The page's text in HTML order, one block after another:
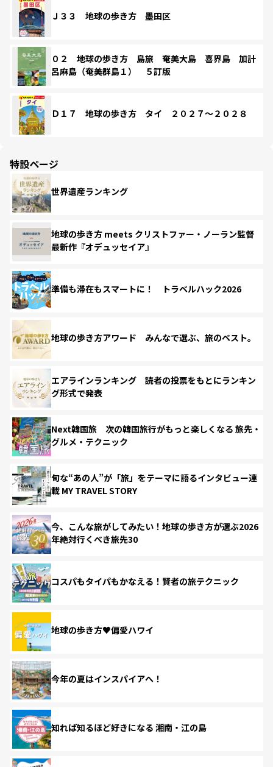
Ｊ３３ 地球の歩き方 墨田区
０２ 地球の歩き方 島旅 奄美大島 喜界島 加計
呂麻島（奄美群島１） ５訂版
Ｄ１７ 地球の歩き方 タイ ２０２７～２０２８
特設ページ
世界遺産ランキング
地球の歩き方 meets クリストファー・ノーラン監督
最新作『オデュッセイア』
準備も滞在もスマートに！ トラベルハック2026
地球の歩き方アワード みんなで選ぶ、旅のベスト。
エアラインランキング 読者の投票をもとにランキン
グ形式で発表
Next韓国旅 次の韓国旅行がもっと楽しくなる 旅先・
グルメ・テクニック
旬な“あの人”が「旅」をテーマに語るインタビュー連
載 MY TRAVEL STORY
今、こんな旅がしてみたい！地球の歩き方が選ぶ2026
年絶対行くべき旅先30
コスパもタイパもかなえる！賢者の旅テクニック
地球の歩き方♥偏愛ハワイ
今年の夏はインスパイアへ！
知れば知るほど好きになる 湘南・江の島